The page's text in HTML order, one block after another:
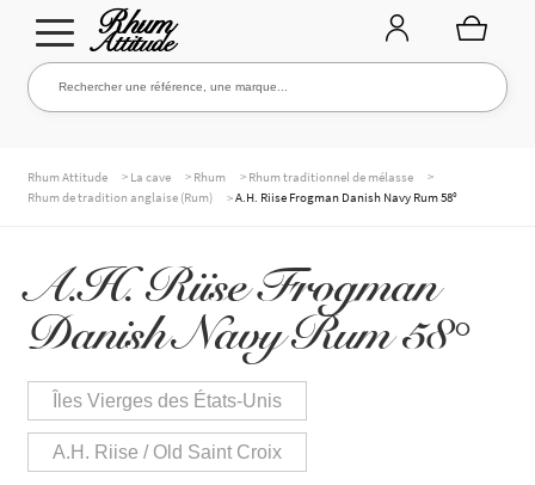
Aller
à
Aller
au
Rechercher une référence, une marque...
Rechercher
NOS RHUMS
MARQUES
Rhum Attitude > La cave > Rhum > Rhum traditionnel de mélasse
>
Rhum de tradition anglaise (Rum)
>A.H. Riise Frogman Danish Navy Rum 58°
A.H. Riise Frogman
Danish Navy Rum 58°
Îles Vierges des États-Unis
A.H. Riise / Old Saint Croix